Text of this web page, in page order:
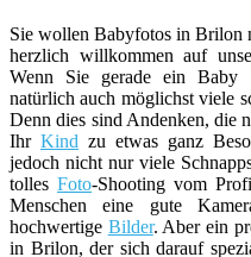
Sie wollen Babyfotos in Brilon
herzlich willkommen auf
Wenn Sie gerade ein Baby
natürlich auch möglichst viele
Denn dies sind Andenken, die
Ihr Kind zu etwas ganz
jedoch nicht nur viele
tolles Foto-Shooting vom
Menschen eine gute
hochwertige Bilder. Aber ein
in Brilon, der sich darauf